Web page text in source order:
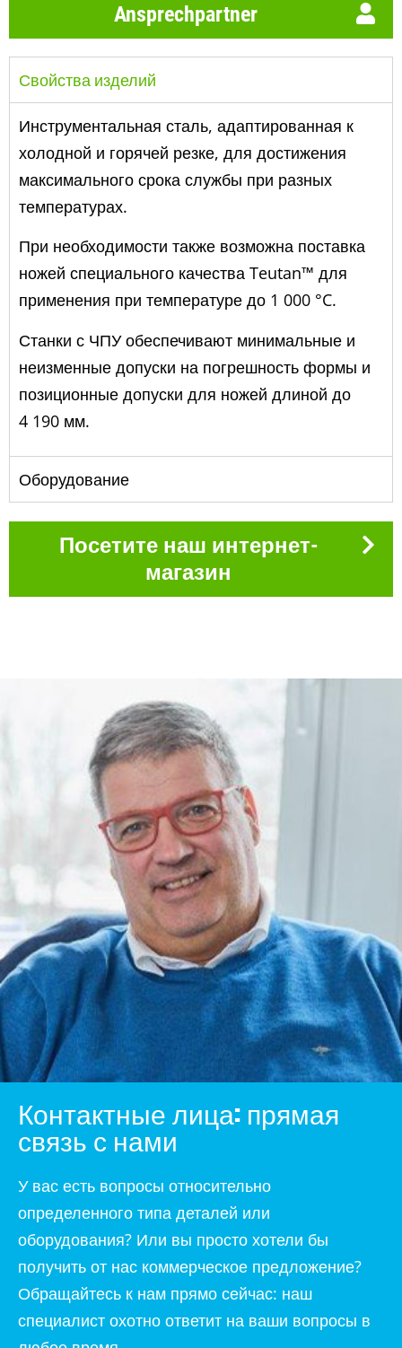
Ansprechpartner
Свойства изделий
Инструментальная сталь, адаптированная к
холодной и горячей резке, для достижения
максимального срока службы при разных
температурах.
При необходимости также возможна поставка
ножей специального качества Teutan™ для
применения при температуре до 1 000 °C.
Станки с ЧПУ обеспечивают минимальные и
неизменные допуски на погрешность формы и
позиционные допуски для ножей длиной до
4 190 мм.
Оборудование
Посетите наш интернет-
магазин
Контактные лица: прямая
связь с нами
У вас есть вопросы относительно
определенного типа деталей или
оборудования? Или вы просто хотели бы
получить от нас коммерческое предложение?
Обращайтесь к нам прямо сейчас: наш
специалист охотно ответит на ваши вопросы в